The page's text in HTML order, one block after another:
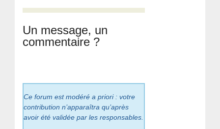
Un message, un
commentaire ?
Ce forum est modéré a priori : votre
contribution n’apparaîtra qu’après
avoir été validée par les responsables.